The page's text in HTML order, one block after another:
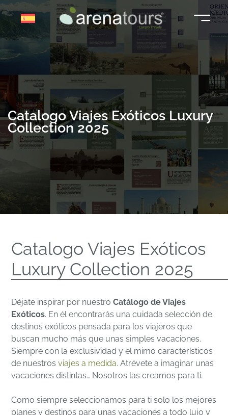
Saltar
al
contenido
Catalogo Viajes Exóticos Luxury
Collection 2025
Catalogo Viajes Exóticos
Luxury Collection 2025
Déjate inspirar por nuestroCatálogo de Viajes
Exóticos. En él encontrarás una cuidada selección de
destinos exóticos pensada para los viajeros que
buscan mucho más que unas simples vacaciones.
Siempre con la exclusividad y el mimo característicos
de nuestrosviajes a medida. Atrévete a imaginar unas
vacaciones distintas… Nosotros las creamos para ti.
Como siempre seleccionamos para ti solo los mejores
planes y destinos para unas vacaciones a todo lujo y